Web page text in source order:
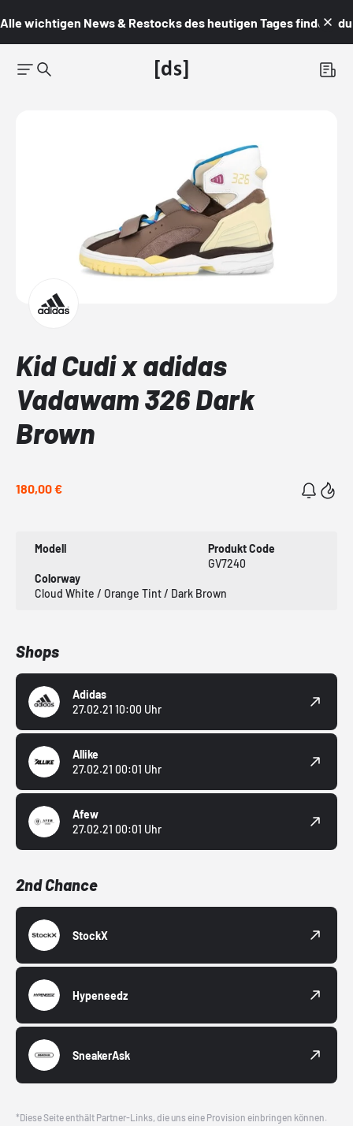
Alle wichtigen News & Restocks des heutigen Tages findest du
Kid Cudi x adidas
Vadawam 326 Dark
Brown
180,00 €
Modell
Produkt Code
GV7240
Colorway
Cloud White / Orange Tint / Dark Brown
Shops
Adidas
27.02.21 10:00 Uhr
Allike
27.02.21 00:01 Uhr
Afew
27.02.21 00:01 Uhr
2nd Chance
StockX
Hypeneedz
SneakerAsk
*Diese Seite enthält Partner-Links, die uns eine Provision einbringen können.